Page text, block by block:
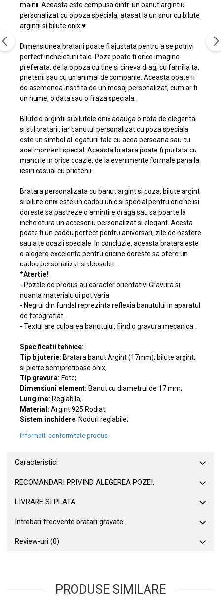
mainii. Aceasta este compusa dintr-un banut argintiu
personalizat cu o poza speciala, atasat la un snur cu bilute
argintii si bilute onix.♥️
Dimensiunea bratarii poate fi ajustata pentru a se potrivi
perfect incheieturii tale. Poza poate fi orice imagine
preferata, de la o poza cu tine si cineva drag, cu familia ta,
prietenii sau cu un animal de companie. Aceasta poate fi
de asemenea insotita de un mesaj personalizat, cum ar fi
un nume, o data sau o fraza speciala.
Bilutele argintii si bilutele onix adauga o nota de eleganta
si stil bratarii, iar banutul personalizat cu poza speciala
este un simbol al legaturii tale cu acea persoana sau cu
acel moment special. Aceasta bratara poate fi purtata cu
mandrie in orice ocazie, de la evenimente formale pana la
iesiri casual cu prietenii.
Bratara personalizata cu banut argint si poza, bilute argint
si bilute onix este un cadou unic si special pentru oricine isi
doreste sa pastreze o amintire draga sau sa poarte la
incheietura un accesoriu personalizat si elegant. Acesta
poate fi un cadou perfect pentru aniversari, zile de nastere
sau alte ocazii speciale. In concluzie, aceasta bratara este
o alegere excelenta pentru oricine doreste sa ofere un
cadou personalizat si deosebit.
*Atentie!
- Pozele de produs au caracter orientativ! Gravura si
nuanta materialului pot varia.
- Negrul din fundal reprezinta reflexia banutului in aparatul
de fotografiat.
- Textul are culoarea banutului, fiind o gravura mecanica.
Specificatii tehnice:
Tip bijuterie: Bratara banut Argint (17mm), bilute argint,
si pietre semipretioase onix;
Tip gravura: Foto;
Dimensiuni element: Banut cu diametrul de 17 mm;
Lungime: Reglabila;
Material: Argint 925 Rodiat;
Sistem inchidere: Noduri reglabile;
Informatii conformitate produs
Caracteristici
RECOMANDARI PRIVIND ALEGEREA POZEI:
LIVRARE SI PLATA
Intrebari frecvente bratari gravate:
Review-uri (0)
PRODUSE SIMILARE